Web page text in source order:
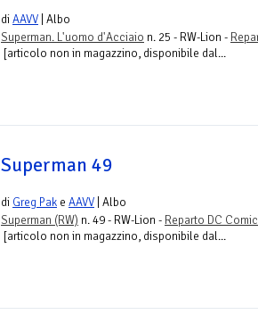
diAAVV | Albo
Superman. L'uomo d'Acciaio n. 25 - RW-Lion -
[articolo non in magazzino, disponibile dal...
Superman 49
di Greg Pak e AAVV | Albo
Superman (RW) n. 49 - RW-Lion - Reparto DC
[articolo non in magazzino, disponibile dal...